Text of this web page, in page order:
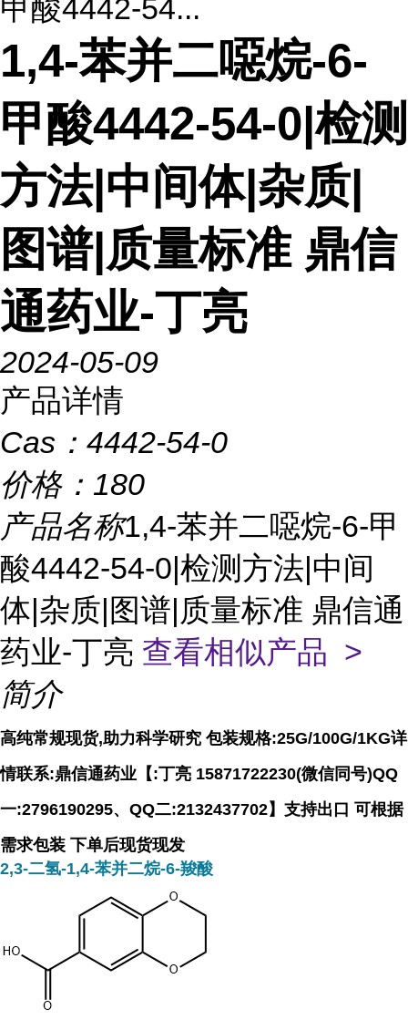
甲酸4442-54...
1,4-苯并二噁烷-6-
甲酸4442-54-0|检测
方法|中间体|杂质|
图谱|质量标准 鼎信
通药业-丁亮
2024-05-09
产品详情
Cas： 4442-54-0
价格： 180
产品名称1,4-苯并二噁烷-6-甲
酸4442-54-0|检测方法|中间
体|杂质|图谱|质量标准 鼎信通
药业-丁亮 查看相似产品 >
简介
高纯常规现货,助力科学研究 包装规格:25G/100G/1KG详
情联系:鼎信通药业【:丁亮 15871722230(微信同号)QQ
一:2796190295、QQ二:2132437702】支持出口 可根据
需求包装 下单后现货现发
2,3-二氢-1,4-苯并二烷-6-羧酸